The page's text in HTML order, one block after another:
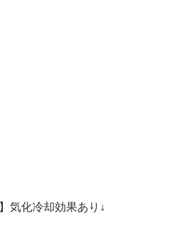
】気化冷却効果あり ↓